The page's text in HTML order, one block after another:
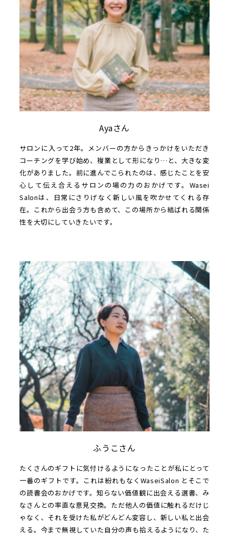
Ayaさん
サロンに入って2年。メンバーの方からきっかけをいただき
コーチングを学び始め、複業として形になり…と、大きな変
化がありました。前に進んでこられたのは、感じたことを安
心して伝え合えるサロンの場の力のおかげです。Wasei
Salonは、日常にさりげなく新しい風を吹かせてくれる存
在。これから出会う方も含めて、この場所から結ばれる関係
性を大切にしていきたいです。
ふうこさん
たくさんのギフトに気付けるようになったことが私にとって
一番のギフトです。これは紛れもなくWaseiSalon とそこで
の読書会のおかげです。知らない価値観に出会える選書、み
なさんとの率直な意見交換。ただ他人の価値に触れるだけじ
ゃなく、それを受けた私がどんどん変容し、新しい私と出会
える。今まで無視していた自分の声も拾えるようになり、た